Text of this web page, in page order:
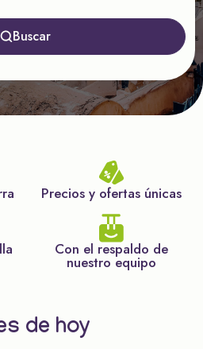
Buscar
Precios y ofertas únicas
Con el respaldo de
nuestro equipo
de hoy